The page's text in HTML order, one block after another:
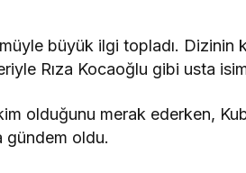
büyük ilgi topladı.
Rıza Kocaoğlu gibi usta
olduğunu merak ederken,
gündem oldu.